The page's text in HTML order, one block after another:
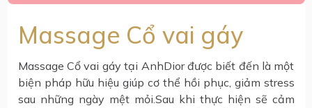
Massage Cổ vai gáy
Massage Cổ vai gáy tại AnhDior được biết đến là một
biện pháp hữu hiệu giúp cơ thể hồi phục, giảm stress
sau những ngày mệt mỏi.Sau khi thực hiện sẽ cảm